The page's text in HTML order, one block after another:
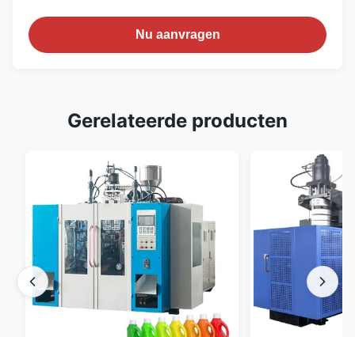
Nu aanvragen
Gerelateerde producten